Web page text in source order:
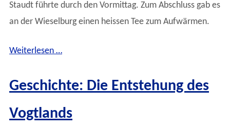
Staudt führte durch den Vormittag. Zum Abschluss gab es
an der Wieselburg einen heissen Tee zum Aufwärmen.
Weiterlesen …
Geschichte: Die Entstehung des
Vogtlands